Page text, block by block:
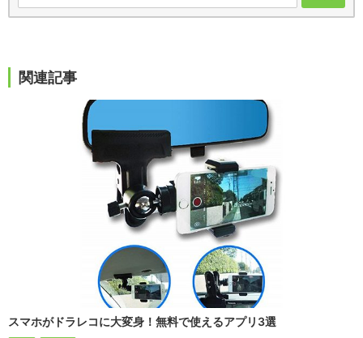
関連記事
スマホがドラレコに大変身！無料で使えるアプリ3選